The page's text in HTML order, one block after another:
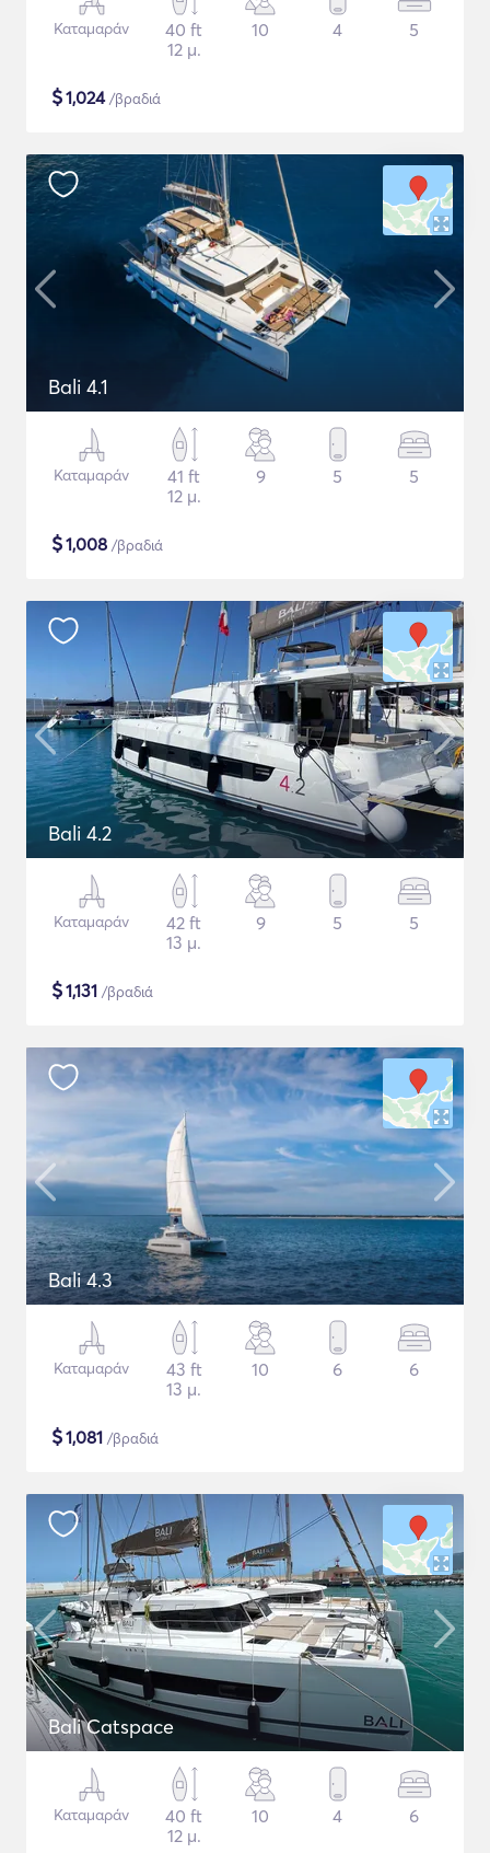
Καταμαράν
40 ft
12 μ.
10 4 5
$1,024/βραδιά
Bali 4.1
Καταμαράν
41 ft
12 μ.
9 5 5
$1,008 /βραδιά
Bali 4.2
Καταμαράν
42 ft
13 μ.
9 5 5
$1,131 /βραδιά
Bali 4.3
Καταμαράν
43 ft
13 μ.
10 6 6
$1,081 /βραδιά
Bali Catspace
Καταμαράν
40 ft
12 μ.
10 4 6